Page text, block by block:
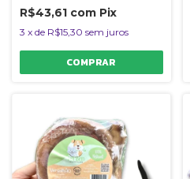
R$43,61 com Pix
3 x de R$15,30 sem juros